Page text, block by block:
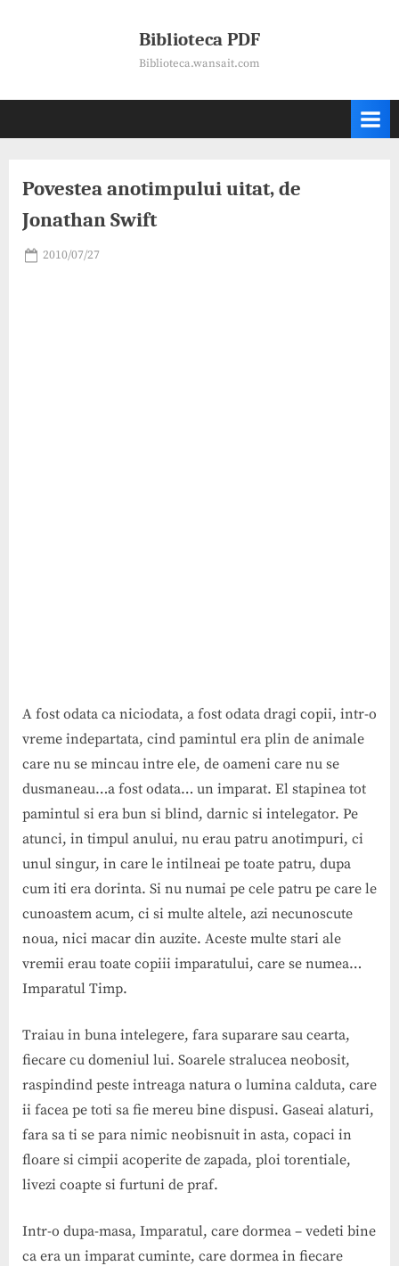
Biblioteca PDF
Biblioteca.wansait.com
Povestea anotimpului uitat, de
Jonathan Swift
Posted
2010/07/27
A fost odata ca niciodata, a fost odata dragi copii, intr-o
vreme indepartata, cind pamintul era plin de animale
care nu se mincau intre ele, de oameni care nu se
dusmaneau…a fost odata… un imparat. El stapinea tot
pamintul si era bun si blind, darnic si intelegator. Pe
atunci, in timpul anului, nu erau patru anotimpuri, ci
unul singur, in care le intilneai pe toate patru, dupa
cum iti era dorinta. Si nu numai pe cele patru pe care le
cunoastem acum, ci si multe altele, azi necunoscute
noua, nici macar din auzite. Aceste multe stari ale
vremii erau toate copiii imparatului, care se numea…
Imparatul Timp.
Traiau in buna intelegere, fara suparare sau cearta,
fiecare cu domeniul lui. Soarele stralucea neobosit,
raspindind peste intreaga natura o lumina calduta, care
ii facea pe toti sa fie mereu bine dispusi. Gaseai alaturi,
fara sa ti se para nimic neobisnuit in asta, copaci in
floare si cimpii acoperite de zapada, ploi torentiale,
livezi coapte si furtuni de praf.
Intr-o dupa-masa, Imparatul, care dormea – vedeti bine
ca era un imparat cuminte, care dormea in fiecare